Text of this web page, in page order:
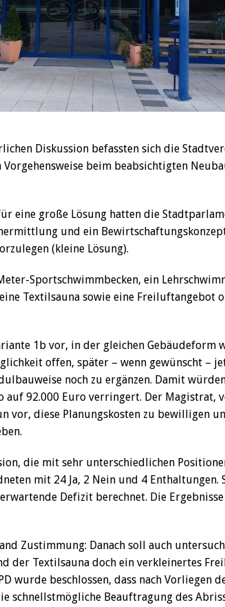
Diskussion befassten sich die
beim beabsichtigten
eine große Lösung hatten die
und ein
(kleine Lösung).
Sportschwimmbecken, ein
Textilsauna sowie eine Freiluftangebot
1b vor, in der gleichen Gebäudeform
offen, später – wenn gewünscht –
noch zu ergänzen. Damit
auf 92.000 Euro verringert. Der Magistrat,
vor, diese Planungskosten zu bewilligen
die mit sehr unterschiedlichen
mit 24 Ja, 2 Nein und 4 Enthaltungen.
Defizit berechnet. Die
Zustimmung: Danach soll auch
der Textilsauna doch ein verkleinertes
wurde beschlossen, dass nach Vorliegen
schnellstmögliche Beauftragung des